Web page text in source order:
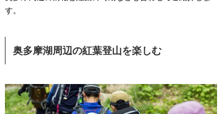
す。
奥多摩湖周辺の紅葉登山を楽しむ